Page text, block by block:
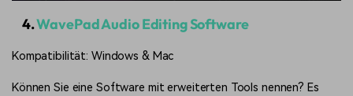
4.WavePad Audio Editing Software
Kompatibilität: Windows & Mac
Können Sie eine Software mit erweiterten Tools nennen? Es